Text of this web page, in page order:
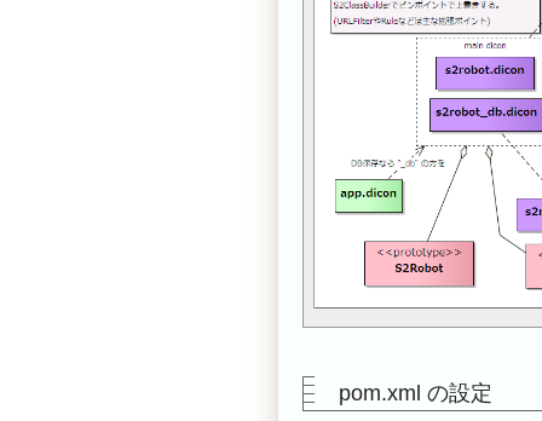
pom.xml の設定